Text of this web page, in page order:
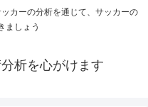
カーの分析を通じて、サッカーの
ましょう
析を心がけます